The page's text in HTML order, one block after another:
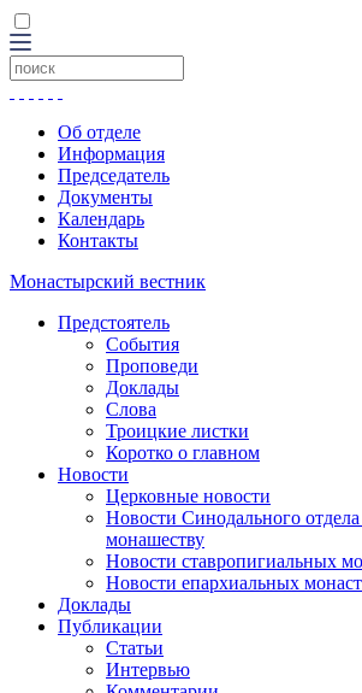
Об отделе
Информация
Председатель
Документы
Календарь
Контакты
Монастырский вестник
Предстоятель
События
Проповеди
Доклады
Слова
Троицкие листки
Коротко о главном
Новости
Церковные новости
Новости Синодального
монашеству
Новости ставропигиальных
Новости епархиальных
Доклады
Публикации
Статьи
Интервью